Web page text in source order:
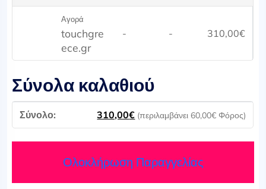
Αγορά
touchgre
ece.gr
- - 310,00€
Σύνολα καλαθιού
310,00€ (περιλαμβάνει60,00€ Φόρος)
Ολοκλήρωση Παραγγελίας